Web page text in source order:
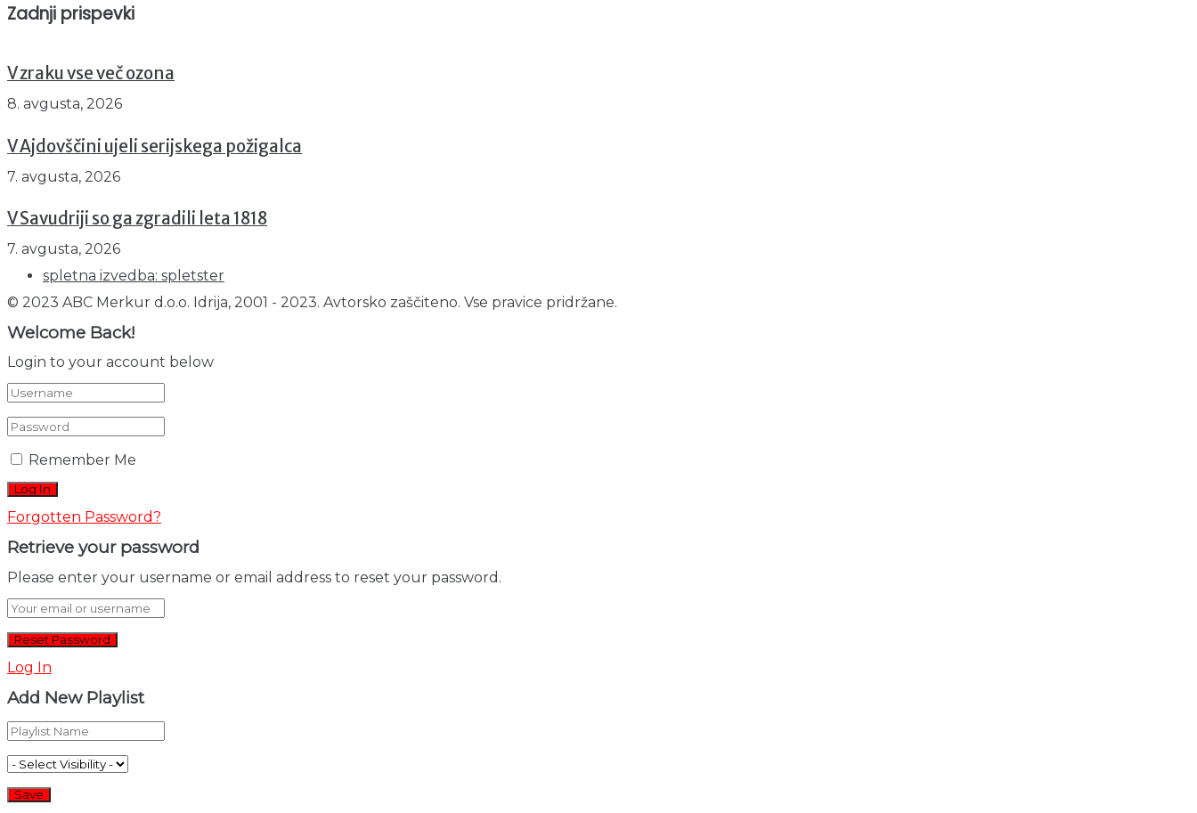
Zadnji prispevki
V zraku vse več ozona
8. avgusta, 2026
V Ajdovščini ujeli serijskega požigalca
7. avgusta, 2026
V Savudriji so ga zgradili leta 1818
7. avgusta, 2026
spletna izvedba: spletster
© 2023 ABC Merkur d.o.o. Idrija, 2001 - 2023. Avtorsko zaščiteno. Vse pravice pridržane.
Welcome Back!
Login to your account below
Remember Me
Forgotten Password?
Retrieve your password
Please enter your username or email address to reset your password.
Log In
Add New Playlist